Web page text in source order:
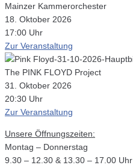
Mainzer Kammerorchester
18. Oktober 2026
17:00 Uhr
Zur Veranstaltung
The PINK FLOYD Project
31. Oktober 2026
20:30 Uhr
Zur Veranstaltung
Unsere Öffnungszeiten:
Montag – Donnerstag
9.30 – 12.30 & 13.30 – 17.00 Uhr